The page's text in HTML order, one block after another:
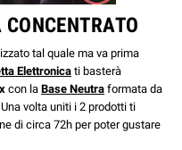
tal quale ma va prima
Elettronicati basterà
con la Base Neutra formata da
Una volta uniti i 2 prodotti ti
di circa 72h per poter gustare